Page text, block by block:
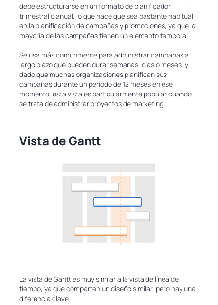
debe estructurarse en un formato de planificador
trimestral o anual, lo que hace que sea bastante habitual
en la planificación de campañas y promociones, ya que la
mayoría de las campañas tienen un elemento temporal.
Se usa más comúnmente para administrar campañas a
largo plazo que pueden durar semanas, días o meses, y
dado que muchas organizaciones planifican sus
campañas durante un período de 12 meses en ese
momento, esta vista es particularmente popular cuando
se trata de administrar proyectos de marketing.
Vista de Gantt
La vista de Gantt es muy similar a la vista de línea de
tiempo, ya que comparten un diseño similar, pero hay una
diferencia clave.